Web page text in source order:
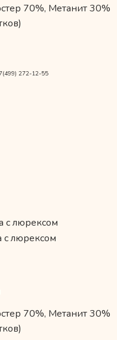
70%, Метанит 30%
272-12-55
с люрексом
с люрексом
70%, Метанит 30%